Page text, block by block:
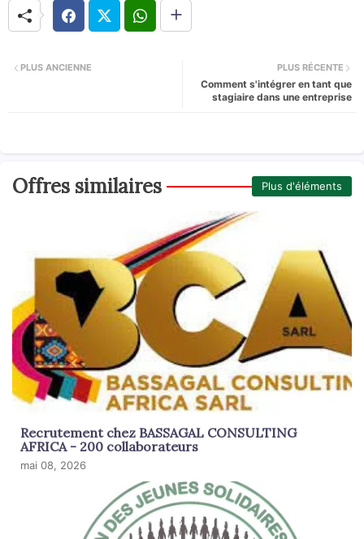
PLUS RÉCENTE
Comment s'intégrer en tant que
stagiaire dans une entreprise
PLUS ANCIENNE
Offres similaires Plus d'éléments
Recrutement chez BASSAGAL CONSULTING
AFRICA - 200 collaborateurs
mai 08, 2026